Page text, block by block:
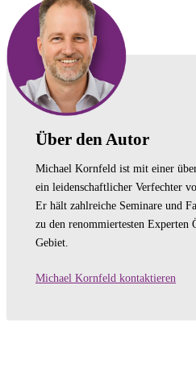
Über den Autor
Michael Kornfeld ist mit einer
ein leidenschaftlicher Verfechter
Er hält zahlreiche Seminare und
zu den renommiertesten Experten
Gebiet.
Michael Kornfeld kontaktieren